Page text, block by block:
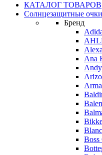
КАТАЛОГ ТОВАРОВ
Солнцезащитные очки
Бренд
Ana
Boss